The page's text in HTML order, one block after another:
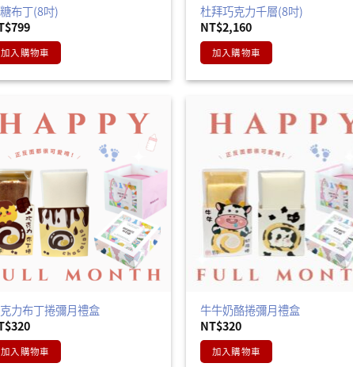
布丁(8吋)
799
加入購物車
杜拜巧克力千層(8吋)
NT$2,160
加入購物車
力布丁捲彌月禮盒
320
加入購物車
牛牛奶酪捲彌月禮盒
NT$320
加入購物車